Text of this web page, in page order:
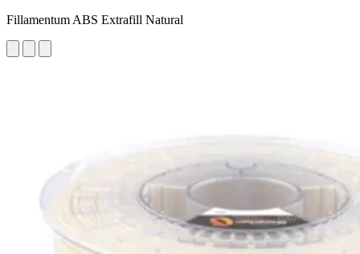
Fillamentum ABS Extrafill Natural